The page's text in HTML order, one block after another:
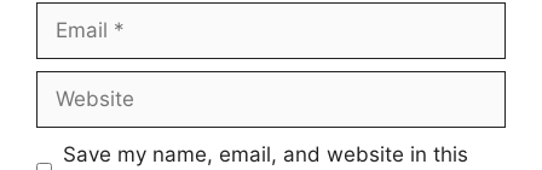
Email
Website
Save my name, email, and website in this